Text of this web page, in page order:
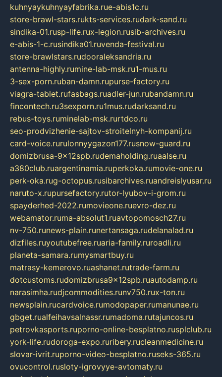
kuhnyaykuhnyayfabrika.rue-abis1c.ru
store-brawl-stars.rukts-services.rudark-sand.ru
sindika-01.rusp-life.rux-legion.rusib-archives.ru
e-abis-1-c.rusindika01.ruvenda-festival.ru
store-brawlstars.rudooraleksandria.ru
antenna-highly.rumine-lab-msk.ru1-mus.ru
3-sex-porn.ruban-damn.rupurse-factory.ru
viagra-tablet.rufasbags.ruadler-jun.rubandamn.ru
fincontech.ru3sexporn.ru1mus.rudarksand.ru
rebus-toys.ruminelab-msk.rurtdco.ru
seo-prodvizhenie-sajtov-stroitelnyh-kompanij.ru
card-voice.rurulonnyygazon177.rusnow-guard.ru
domizbrusa-9x12spb.rudemaholding.ruaalse.ru
a380club.ruargentinamia.ruperkoka.rumovie-one.ru
perk-oka.rug-octopus.rusibarchives.ruandreislyusar.ru
naruto-x.rupursefactory.rutor-lyubov-i-grom.ru
spayderhed-2022.rumovieone.ruevro-dez.ru
webamator.ruma-absolut1.ruavtopomosch27.ru
nv-750.runews-plain.runertansaga.rudelanalad.ru
dizfiles.ruyoutubefree.ruaria-family.ruroadli.ru
planeta-samara.rumysmartbuy.ru
matrasy-kemerovo.ruashanet.rutrade-farm.ru
dotcustoms.rudomizbrusa9x12spb.ruautodamp.ru
narasimha.rudjcommodities.runv750.rux-ton.ru
newsplain.rucardvoice.rumodopaper.rumanunae.ru
gbget.rualfeihavsalnassr.rumadoma.rutajuncos.ru
petrovkasports.ruporno-online-besplatno.rusplclub.ru
york-life.rudoroga-expo.ruribery.rucleanmedicine.ru
slovar-ivrit.ruporno-video-besplatno.ruseks-365.ru
ovucontrol.rusloty-igrovyye-avtomaty.ru